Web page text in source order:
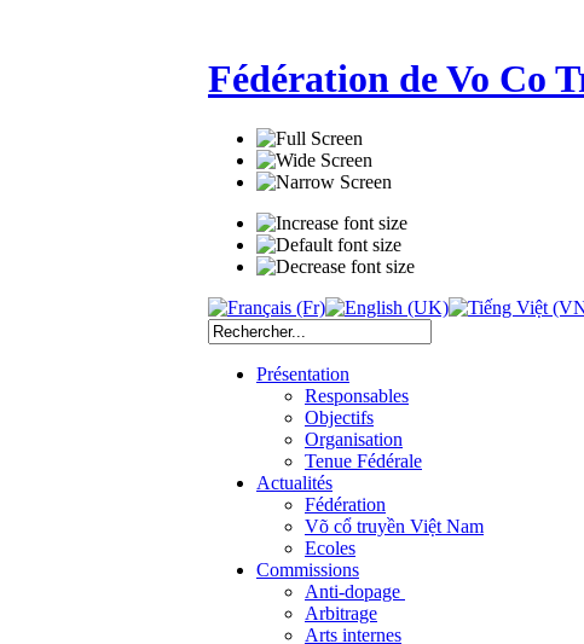
Fédération de Vo Co
Présentation
Responsables
Objectifs
Organisation
Tenue Fédérale
Actualités
Fédération
Võ cổ truyền Việt Nam
Ecoles
Commissions
Anti-dopage
Arbitrage